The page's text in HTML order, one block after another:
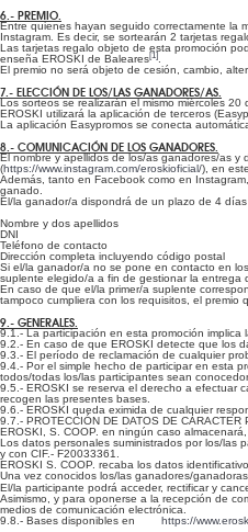
6.- PREMIO.
Entre quienes hayan seguido correctamente la
Instagram. Es decir, se sortearán 2 tarjetas
Las tarjetas regalo objeto de esta promoción
enseña EROSKI de Baleares[1]
El premio no será objeto de cesión, cambio,
7.- ELECCIÓN DE LOS/LAS GANADORES/AS.
Los sorteos se realizarán el mismo miércoles
EROSKI utilizará la aplicación de terceros
La aplicación Easypromos se conecta
8.- COMUNICACIÓN DE LOS GANADORES.
El nombre y apellidos de los/as ganadores/as
(https://www.instagram.com/eroskioficial/), en
Además, tanto en Facebook como en
ganado.
El/la ganador/a dispondrá de un plazo de 4
Nombre y dos apellidos
DNI
Teléfono de contacto
Dirección completa incluyendo código postal
Si el/la ganador/a no se pone en contacto en
suplente elegido/a a fin de gestionar la entrega
En caso de que el/la primer/a suplente
tampoco cumpliera con los requisitos, el premio
9.- GENERALES.
9.1.- La participación en esta promoción
9.2.- En caso de que EROSKI detecte que los
9.3.- El período de reclamación de cualquier
9.4.- Por el simple hecho de participar en esta
todos/todas los/las participantes sean
9.5.- EROSKI se reserva el derecho a efectuar
recogen las presentes bases.
9.6.- EROSKI queda eximida de cualquier
9.7.- PROTECCIÓN DE DATOS DE CARACTER
EROSKI, S. COOP. en ningún caso
Los datos personales suministrados por los/las
y con CIF.- F20033361.
EROSKI S. COOP. recaba los datos
Una vez conocidos los/las ganadores/
El/la participante podrá acceder, rectificar y
Asimismo, y para oponerse a la recepción de
medios de comunicación electrónica.
9.8.- Bases disponibles en https://